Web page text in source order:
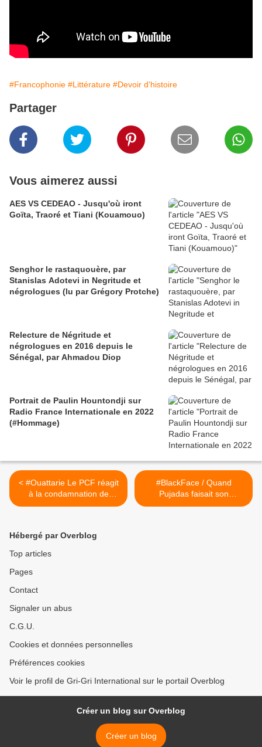
#Francophonie #Littérature #Devoir d'histoire
Partager
Vous aimerez aussi
AES VS CEDEAO - Jusqu'où iront
Goïta, Traoré et Tiani (Kouamouo)
Senghor le rastaquouère, par
Stanislas Adotevi in Negritude et
négrologues (lu par Grégory Protche)
Relecture de Négritude et
négrologues en 2016 depuis le
Sénégal, par Ahmadou Diop
Portrait de Paulin Hountondji sur
Radio France Internationale en 2022
(#Hommage)
< #Ouattarie Le PCF réagit
à la condamnation de
l'ancien ministre Assoa
#BlackFace / Quand
Pujadas faisait son
Griezmann en Une de
Hébergé par Overblog
Top articles
Pages
Contact
Signaler un abus
C.G.U.
Cookies et données personnelles
Préférences cookies
Voir le profil de Gri-Gri International sur le portail Overblog
Créer un blog sur Overblog
Créer un blog